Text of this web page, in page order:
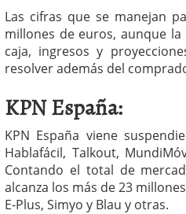
Las cifras que se manejan
millones de euros, aunque
caja, ingresos y
resolver además del
KPN España:
KPN España viene
Hablafácil, Talkout,
Contando el total de
alcanza los más de 23
E-Plus, Simyo y Blau y otras.